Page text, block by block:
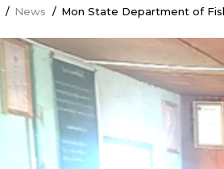
/ News / Mon State Department of